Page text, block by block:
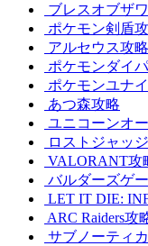
ブレスオブザ
ポケモン剣盾
アルセウス攻略
ポケモンダイ
ポケモンユナ
あつ森攻略
ユニコーンオ
ロストジャッ
VALORANT攻
バルダーズゲ
LET IT DIE:
ARC Raiders攻
サブノーティ